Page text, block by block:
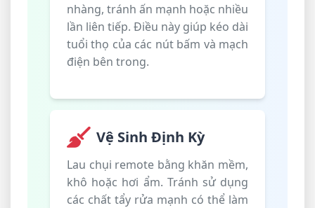
nhàng, tránh ấn mạnh hoặc nhiều
lần liên tiếp. Điều này giúp kéo dài
tuổi thọ của các nút bấm và mạch
điện bên trong.
Vệ Sinh Định Kỳ
Lau chụi remote bằng khăn mềm,
khô hoặc hơi ẩm. Tránh sử dụng
các chất tẩy rửa mạnh có thể làm